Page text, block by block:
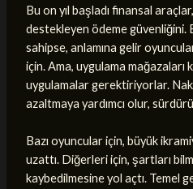
Bu on yıl başladı finansal
destekleyen ödeme güvenliğini.
sahipse, anlamına gelir
için. Ama, uygulama
uygulamalar gerektiriyorlar.
azaltmaya yardımcı olur,
Bazı oyuncular için, büyük
uzattı. Diğerleri için, şartları
kaybedilmesine yol açtı. Temel